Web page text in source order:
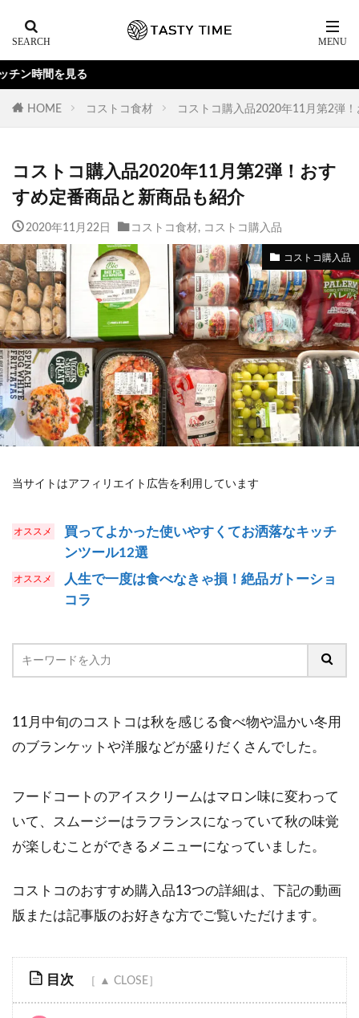
HOME コストコ食材 コストコ購入品2020年11月第2弾
コストコ購入品2020年11月第2弾！おす
すめ定番商品と新商品も紹介
2020年11月22日 コストコ食材, コストコ購入品
コストコ購入品
当サイトはアフィリエイト広告を利用しています
買ってよかった使いやすくてお洒落なキッチ
ンツール12選
人生で一度は食べなきゃ損！絶品ガトーショ
コラ
11月中旬のコストコは秋を感じる食べ物や温かい冬用
のブランケットや洋服などが盛りだくさんでした。
フードコートのアイスクリームはマロン味に変わって
いて、スムージーはラフランスになっていて秋の味覚
が楽しむことができるメニューになっていました。
コストコのおすすめ購入品13つの詳細は、下記の動画
版または記事版のお好きな方でご覧いただけます。
目次